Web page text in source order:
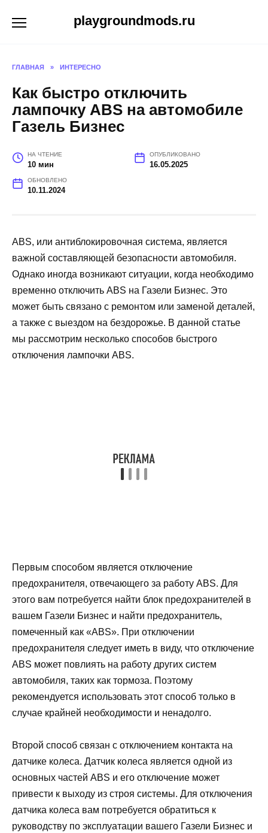
playgroundmods.ru
ГЛАВНАЯ » ИНТЕРЕСНО
Как быстро отключить
лампочку ABS на автомобиле
Газель Бизнес
НА ЧТЕНИЕ
10 мин
ОПУБЛИКОВАНО
16.05.2025
ОБНОВЛЕНО
10.11.2024
ABS, или антиблокировочная система, является
важной составляющей безопасности автомобиля.
Однако иногда возникают ситуации, когда необходимо
временно отключить ABS на Газели Бизнес. Это
может быть связано с ремонтом или заменой деталей,
а также с выездом на бездорожье. В данной статье
мы рассмотрим несколько способов быстрого
отключения лампочки ABS.
Первым способом является отключение
предохранителя, отвечающего за работу ABS. Для
этого вам потребуется найти блок предохранителей в
вашем Газели Бизнес и найти предохранитель,
помеченный как «ABS». При отключении
предохранителя следует иметь в виду, что отключение
ABS может повлиять на работу других систем
автомобиля, таких как тормоза. Поэтому
рекомендуется использовать этот способ только в
случае крайней необходимости и ненадолго.
Второй способ связан с отключением контакта на
датчике колеса. Датчик колеса является одной из
основных частей ABS и его отключение может
привести к выходу из строя системы. Для отключения
датчика колеса вам потребуется обратиться к
руководству по эксплуатации вашего Газели Бизнес и